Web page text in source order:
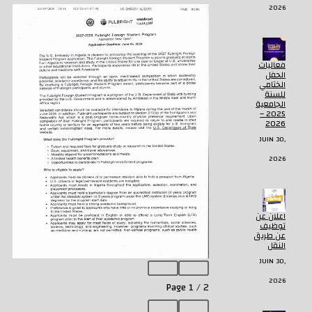
Page1/2
2026
فعاليات
الحفل
الختامي
للسنة
الجامعية
2025 –
2026
JUIN 30,
2026
اعلان عن
توظيف
عن طريق
النقل
JUIN 30,
2026